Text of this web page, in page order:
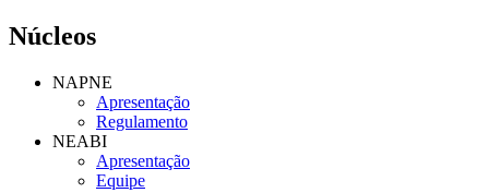
Núcleos
NAPNE
Apresentação
Regulamento
NEABI
Apresentação
Equipe